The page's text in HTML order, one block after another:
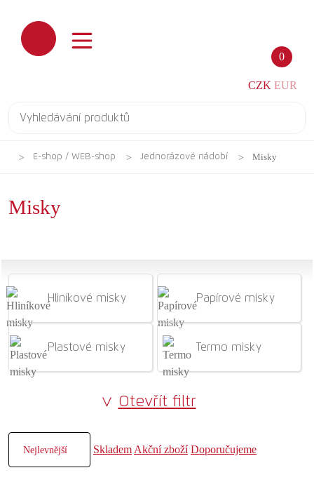
0
CZK EUR
E-shop / WEB-shop Jednorázové nádobí Misky
Misky
Hliníkové misky Papírové misky
Plastové misky Termo misky
Otevřít filtr
Skladem Akční zboží Doporučujeme